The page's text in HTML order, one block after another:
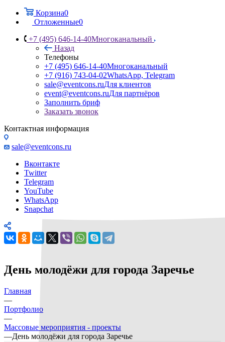
Корзина0
Отложенные0
+7 (495) 646-14-40Многоканальный
Назад
Телефоны
+7 (495) 646-14-40Многоканальный
+7 (916) 743-04-02WhatsApp, Telegram
sale@eventcons.ruДля клиентов
event@eventcons.ruДля партнёров
Заполнить бриф
Заказать звонок
Контактная информация
sale@eventcons.ru
Вконтакте
Twitter
Telegram
YouTube
WhatsApp
Snapchat
День молодёжи для города Заречье
Главная
—
Портфолио
—
Массовые мероприятия - проекты
—День молодёжи для города Заречье